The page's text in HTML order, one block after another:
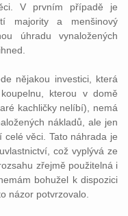
V prvním případě je
majority a menšinový
úhradu vynaložených
nějakou investici, která
kterou v domě
kachličky nelíbí), nemá
nákladů, ale jen
věci. Tato náhrada je
což vyplývá ze
zřejmě použitelná i
bohužel k dispozici
názor potvrzovalo.